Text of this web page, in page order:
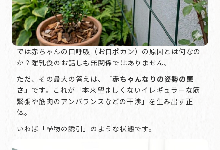
では赤ちゃんの口呼吸（お口ポカン）の原因とは何なの
か？離乳食のお話しも無関係ではありません。
ただ、その最大の答えは、
「赤ちゃんなりの姿勢の悪
さ」 です。これが「本来望ましくないイレギュラーな筋
緊張や筋肉のアンバランスなどの干渉」を生み出す正
体。
いわば「植物の誘引」のような状態です。